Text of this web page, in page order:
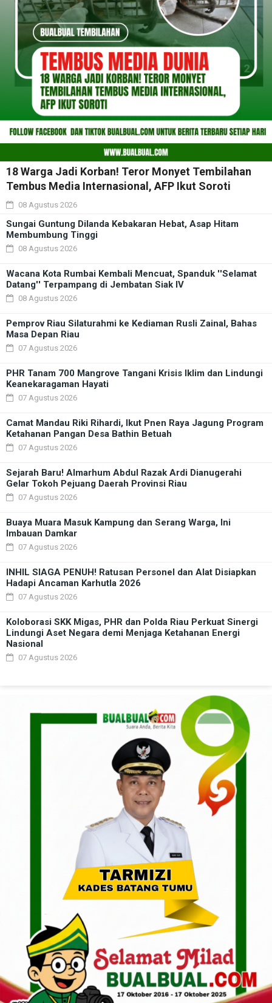
18 Warga Jadi Korban! Teror Monyet Tembilahan
Tembus Media Internasional, AFP Ikut Soroti
08 Agustus 2026
Sungai Guntung Dilanda Kebakaran Hebat, Asap Hitam
Membumbung Tinggi
08 Agustus 2026
Wacana Kota Rumbai Kembali Mencuat, Spanduk ''Selamat
Datang'' Terpampang di Jembatan Siak IV
08 Agustus 2026
Pemprov Riau Silaturahmi ke Kediaman Rusli Zainal, Bahas
Masa Depan Riau
07 Agustus 2026
PHR Tanam 700 Mangrove Tangani Krisis Iklim dan Lindungi
Keanekaragaman Hayati
07 Agustus 2026
Camat Mandau Riki Rihardi, Ikut Pnen Raya Jagung Program
Ketahanan Pangan Desa Bathin Betuah
07 Agustus 2026
Sejarah Baru! Almarhum Abdul Razak Ardi Dianugerahi
Gelar Tokoh Pejuang Daerah Provinsi Riau
07 Agustus 2026
Buaya Muara Masuk Kampung dan Serang Warga, Ini
Imbauan Damkar
07 Agustus 2026
INHIL SIAGA PENUH! Ratusan Personel dan Alat Disiapkan
Hadapi Ancaman Karhutla 2026
07 Agustus 2026
Koloborasi SKK Migas, PHR dan Polda Riau Perkuat Sinergi
Lindungi Aset Negara demi Menjaga Ketahanan Energi
Nasional
07 Agustus 2026